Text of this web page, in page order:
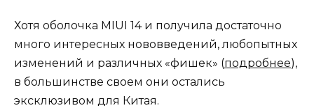
Хотя оболочка MIUI 14 и получила достаточно
много интересных нововведений, любопытных
изменений и различных «фишек» (подробнее),
в большинстве своем они остались
эксклюзивом для Китая.